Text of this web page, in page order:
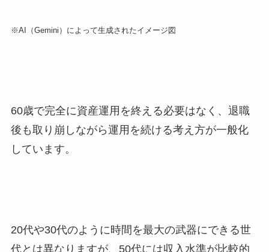
※AI（Gemini）によって生成されたイメージ図
60歳で完全に資産運用を終える必要はなく、退職
後も取り崩しながら運用を続ける考え方が一般化
しています。
20代や30代のように時間を最大の武器にできる世
代とは異なりますが、50代には収入水準が比較的